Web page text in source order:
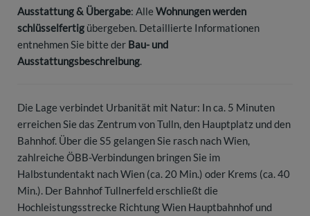
Ausstattung & Übergabe: Alle Wohnungen werden
schlüsselfertig übergeben. Detaillierte Informationen
entnehmen Sie bitte der Bau- und
Ausstattungsbeschreibung.
Die Lage verbindet Urbanität mit Natur: In ca. 5 Minuten
erreichen Sie das Zentrum von Tulln, den Hauptplatz und den
Bahnhof. Über die S5 gelangen Sie rasch nach Wien,
zahlreiche ÖBB-Verbindungen bringen Sie im
Halbstundentakt nach Wien (ca. 20 Min.) oder Krems (ca. 40
Min.). Der Bahnhof Tullnerfeld erschließt die
Hochleistungsstrecke Richtung Wien Hauptbahnhof und